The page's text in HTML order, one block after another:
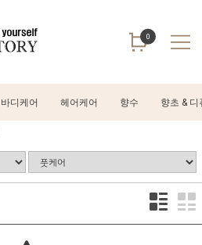
0
바디케어 헤어케어 향수 향초 & 디